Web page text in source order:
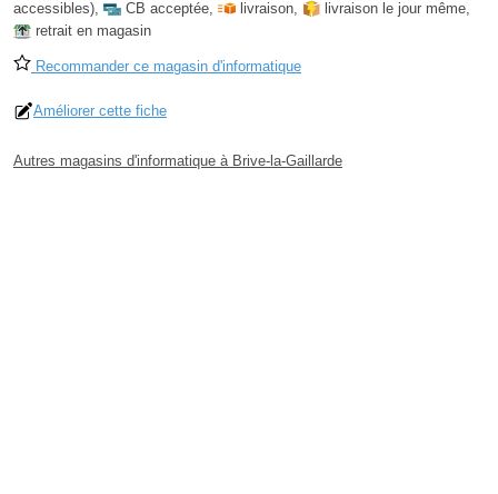
accessibles), CB acceptée, livraison, livraison le jour même,
retrait en magasin
Recommander ce magasin d'informatique
Améliorer cette fiche
Autres magasins d'informatique à Brive-la-Gaillarde